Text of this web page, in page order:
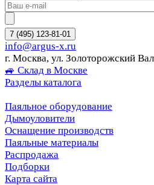
7 (495) 123-81-01
info@argus-x.ru
г. Москва, ул. Золоторожский
🚙 Склад в Москве
Разделы каталога
Паяльное оборудование
Дымоуловители
Оснащение производств
Паяльные материалы
Распродажа
Подборки
Карта сайта